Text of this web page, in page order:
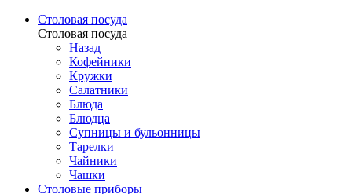
Столовая посуда
Столовая посуда
Назад
Кофейники
Кружки
Салатники
Блюда
Блюдца
Супницы и бульонницы
Тарелки
Чайники
Чашки
Cтоловые приборы